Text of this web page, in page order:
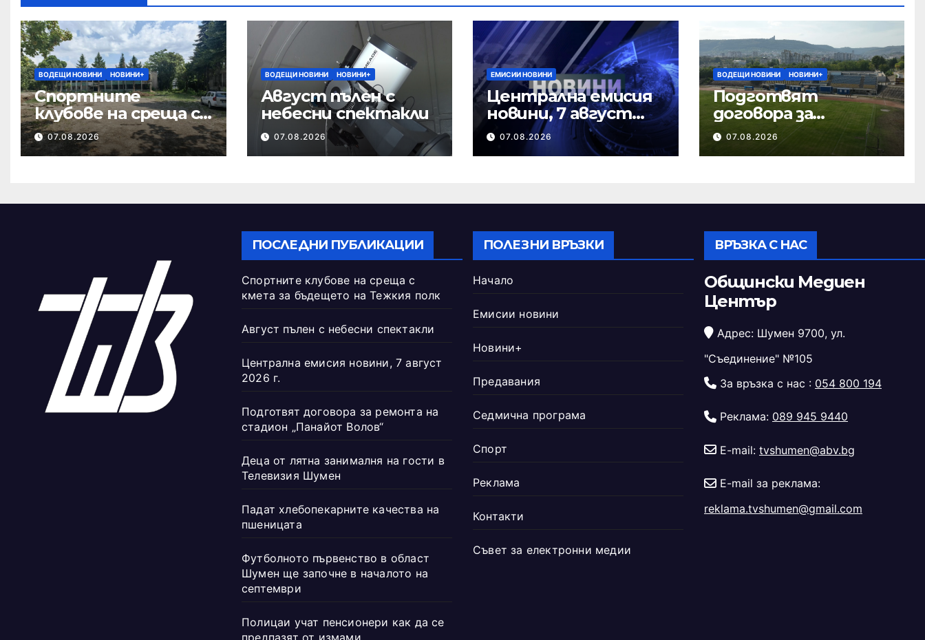
ВОДЕЩИ НОВИНИ НОВИНИ+
Спортните
клубове на среща с
кмета за
бъдещето на
07.08.2026
ВОДЕЩИ НОВИНИ НОВИНИ+
Август пълен с
небесни спектакли
07.08.2026
ЕМИСИИ НОВИНИ
Централна емисия
новини, 7 август
2026 г.
07.08.2026
ВОДЕЩИ НОВИНИ НОВИНИ+
Подготвят
договора за
ремонта на
стадион „Панайот
07.08.2026
ПОСЛЕДНИ ПУБЛИКАЦИИ
Спортните клубове на среща с
кмета за бъдещето на Тежкия полк
Август пълен с небесни спектакли
Централна емисия новини, 7 август
2026 г.
Подготвят договора за ремонта на
стадион „Панайот Волов“
Деца от лятна занималня на гости в
Телевизия Шумен
Падат хлебопекарните качества на
пшеницата
Футболното първенство в област
Шумен ще започне в началото на
септември
Полицаи учат пенсионери как да се
ПОЛЕЗНИ ВРЪЗКИ
Начало
Емисии новини
Новини+
Предавания
Седмична програма
Спорт
Реклама
Контакти
Съвет за електронни медии
ВРЪЗКА С НАС
Общински Медиен
Център
Адрес: Шумен 9700, ул.
"Съединение" №105
За връзка с нас : 054 800 194
Реклама: 089 945 9440
E-mail: tvshumen@abv.bg
E-mail за реклама:
reklama.tvshumen@gmail.com